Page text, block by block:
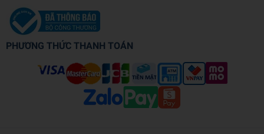
PHƯƠNG THỨC THANH TOÁN